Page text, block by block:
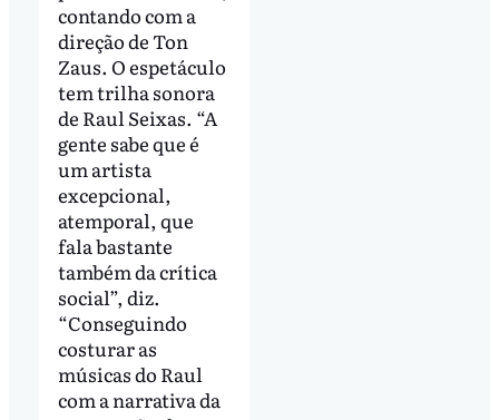
contando com a
direção de Ton
Zaus. O espetáculo
tem trilha sonora
de Raul Seixas. “A
gente sabe que é
um artista
excepcional,
atemporal, que
fala bastante
também da crítica
social”, diz.
“Conseguindo
costurar as
músicas do Raul
com a narrativa da